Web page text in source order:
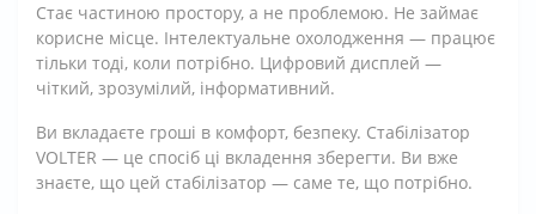
Стає частиною простору, а не проблемою. Не займає
корисне місце. Інтелектуальне охолодження — працює
тільки тоді, коли потрібно. Цифровий дисплей —
чіткий, зрозумілий, інформативний.
Ви вкладаєте гроші в комфорт, безпеку. Стабілізатор
VOLTER — це спосіб ці вкладення зберегти. Ви вже
знаєте, що цей стабілізатор — саме те, що потрібно.